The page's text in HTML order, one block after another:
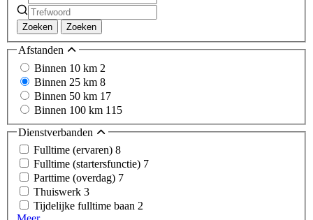
Zoeken Zoeken
Afstanden
Binnen 10 km 2
Binnen 25 km 8
Binnen 50 km 17
Binnen 100 km 115
Dienstverbanden
Fulltime (ervaren) 8
Fulltime (startersfunctie) 7
Parttime (overdag) 7
Thuiswerk 3
Tijdelijke fulltime baan 2